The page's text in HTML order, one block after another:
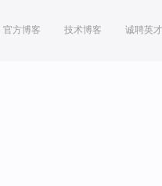
官方博客 技术博客 诚聘英才